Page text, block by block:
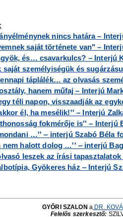
nincs határa –
saját története van" –
és… csavarkulcs? – Interjú
saját személyiségük és
táplálék… az olvasás
hanem műfaj – Interjú
téli napon, visszaadják az
él, ha mesélik!'' – Interjú
fokmérője is'' – Interjú
…'' ‒ interjú Szabó Béla
nem halott dolog …'' ‒ interjú
leszek az írási
Gyökeres ház ‒ Interjú
GYŐRI SZALON a DR.
Felelős szerkesztő: